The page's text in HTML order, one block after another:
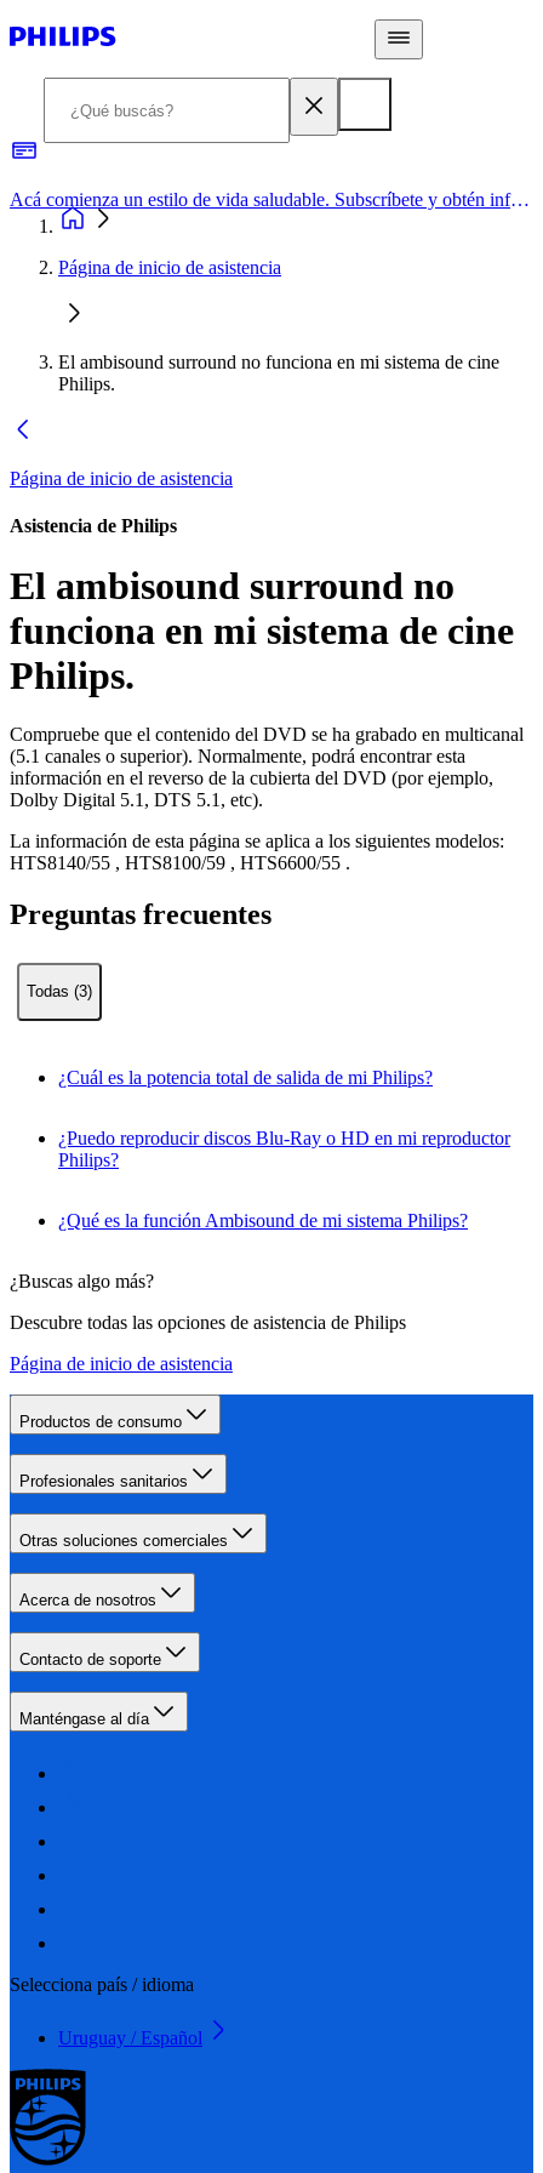
Acá comienza un estilo de vida saludable. Subscríbete y obtén información de primera mano
Página de inicio de asistencia
El ambisound surround no funciona en mi sistema de cine
Philips.
Página de inicio de asistencia
Asistencia de Philips
El ambisound surround no
funciona en mi sistema de cine
Philips.
Compruebe que el contenido del DVD se ha grabado en multicanal
(5.1 canales o superior). Normalmente, podrá encontrar esta
información en el reverso de la cubierta del DVD (por ejemplo,
Dolby Digital 5.1, DTS 5.1, etc).
La información de esta página se aplica a los siguientes modelos:
HTS8140/55 , HTS8100/59 , HTS6600/55 .
Preguntas frecuentes
Todas (3)
¿Cuál es la potencia total de salida de mi Philips?
¿Puedo reproducir discos Blu-Ray o HD en mi reproductor
Philips?
¿Qué es la función Ambisound de mi sistema Philips?
¿Buscas algo más?
Descubre todas las opciones de asistencia de Philips
Página de inicio de asistencia
Productos de consumo
Profesionales sanitarios
Otras soluciones comerciales
Acerca de nosotros
Contacto de soporte
Manténgase al día
Selecciona país / idioma
Uruguay / Español